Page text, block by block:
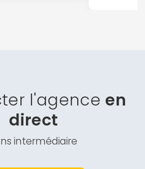
l'agence en
direct
intermédiaire